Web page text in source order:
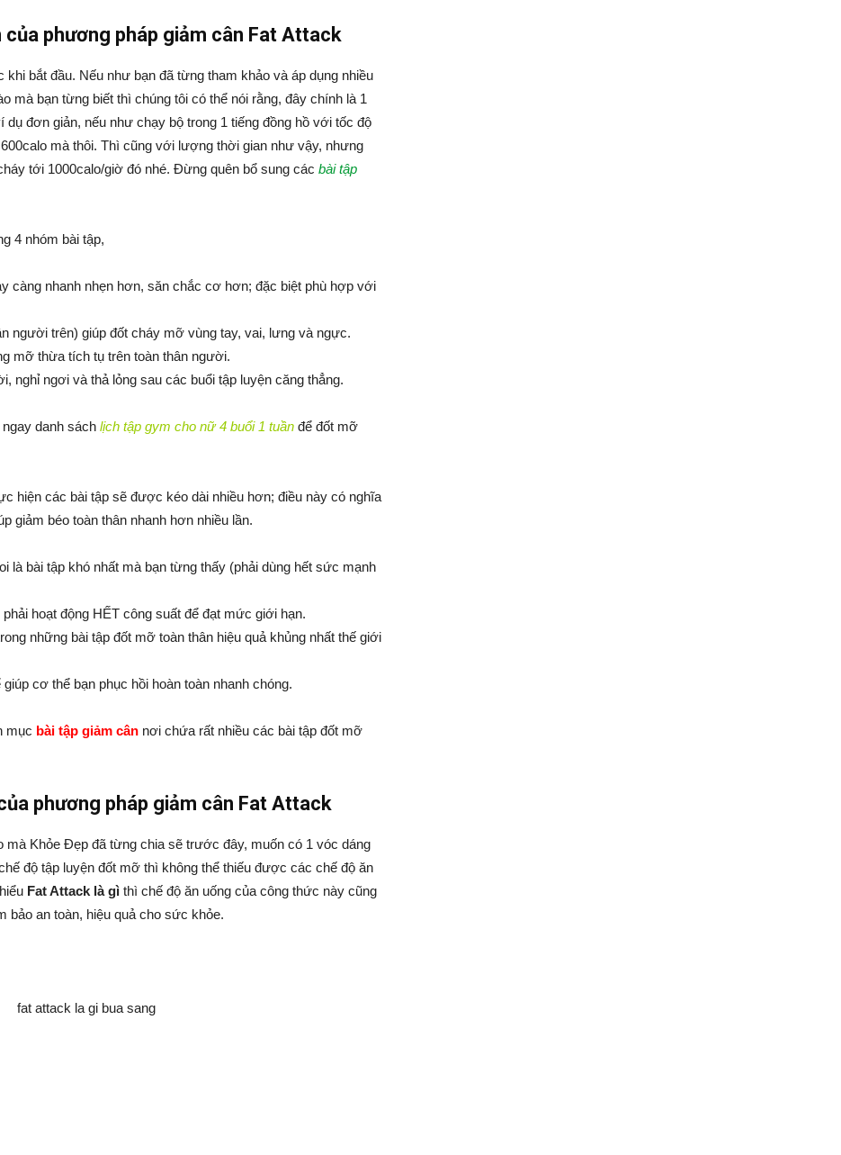
phương pháp giảm cân Fat Attack
khi bắt đầu. Nếu như bạn đã từng tham khảo và áp dụng nhiều
mà bạn từng biết thì chúng tôi có thể nói rằng, đây chính là 1
đơn giản, nếu như chạy bộ trong 1 tiếng đồng hồ với tốc độ
mà thôi. Thì cũng với lượng thời gian như vậy, nhưng
tới 1000calo/giờ đó nhé. Đừng quên bổ sung các bài tập
4 nhóm bài tập,
càng nhanh nhẹn hơn, săn chắc cơ hơn; đặc biệt phù hợp với
người trên) giúp đốt cháy mỡ vùng tay, vai, lưng và ngực.
mỡ thừa tích tụ trên toàn thân người.
nghỉ ngơi và thả lỏng sau các buổi tập luyện căng thẳng.
danh sách lịch tập gym cho nữ 4 buổi 1 tuần để đốt mỡ
hiện các bài tập sẽ được kéo dài nhiều hơn; điều này có nghĩa
giảm béo toàn thân nhanh hơn nhiều lần.
là bài tập khó nhất mà bạn từng thấy (phải dùng hết sức mạnh
hoạt động HẾT công suất để đạt mức giới hạn.
những bài tập đốt mỡ toàn thân hiệu quả khủng nhất thế giới
cơ thể bạn phục hồi hoàn toàn nhanh chóng.
mục bài tập giảm cân nơi chứa rất nhiều các bài tập đốt mỡ
phương pháp giảm cân Fat Attack
Khỏe Đẹp đã từng chia sẽ trước đây, muốn có 1 vóc dáng
độ tập luyện đốt mỡ thì không thể thiếu được các chế độ ăn
Fat Attack là gì thì chế độ ăn uống của công thức này cũng
bảo an toàn, hiệu quả cho sức khỏe.